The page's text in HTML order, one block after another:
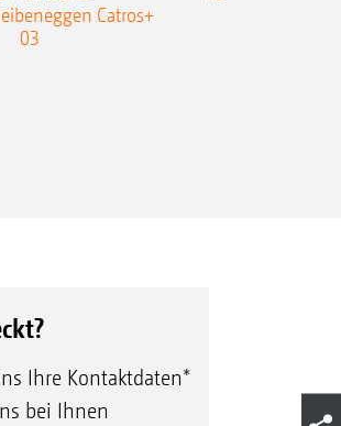
Catros+
03
Ihre Kontaktdaten*
bei Ihnen